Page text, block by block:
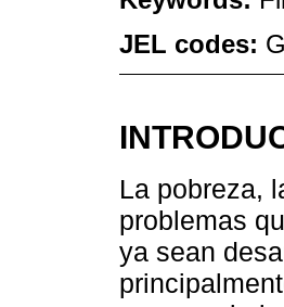
JEL codes:
La pobreza,
problemas
ya sean